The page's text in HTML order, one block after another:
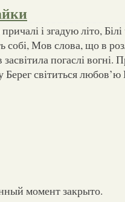
і згадую літо,
собі, Мов слова, що в
погаслі
Берег світиться любов’ю
момент закрыто.